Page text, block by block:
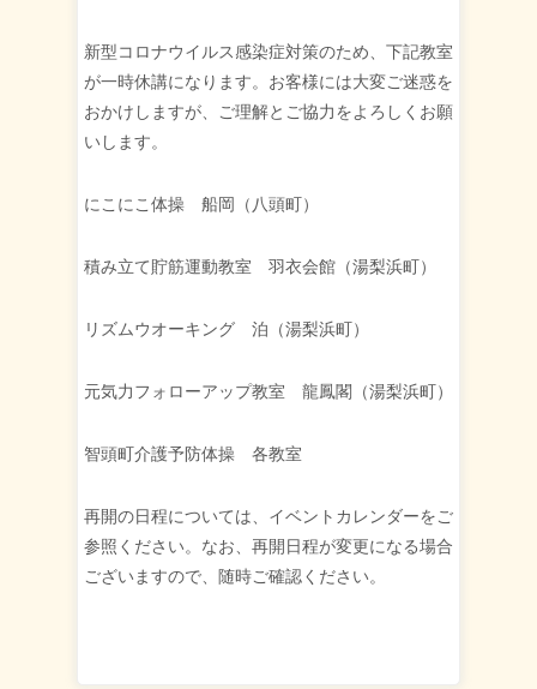
新型コロナウイルス感染症対策のため、下記教室
が一時休講になります。お客様には大変ご迷惑を
おかけしますが、ご理解とご協力をよろしくお願
いします。
にこにこ体操 船岡（八頭町）
積み立て貯筋運動教室 羽衣会館（湯梨浜町）
リズムウオーキング 泊（湯梨浜町）
元気力フォローアップ教室 龍鳳閣（湯梨浜町）
智頭町介護予防体操 各教室
再開の日程については、イベントカレンダーをご
参照ください。なお、再開日程が変更になる場合
ございますので、随時ご確認ください。